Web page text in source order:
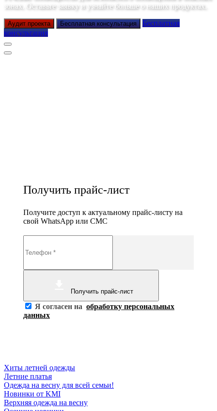
зонах. Оставьте заявку и узнайте больше о наших продуктах.
Аудит проекта Бесплатная консультация
Бесплатная
консультация
Получить прайс-лист
Получите доступ к актуальному прайс-листу на
свой WhatsApp или СМС
Получить прайс-лист
Я согласен на обработку персональных
данных
Хиты летней одежды
Летние платья
Одежда на весну для всей семьи!
Новинки от KMI
Верхняя одежда на весну